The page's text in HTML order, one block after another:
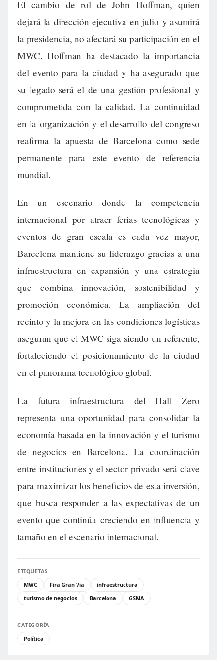
El cambio de rol de John Hoffman, quien
dejará la dirección ejecutiva en julio y asumirá
la presidencia, no afectará su participación en el
MWC. Hoffman ha destacado la importancia
del evento para la ciudad y ha asegurado que
su legado será el de una gestión profesional y
comprometida con la calidad. La continuidad
en la organización y el desarrollo del congreso
reafirma la apuesta de Barcelona como sede
permanente para este evento de referencia
mundial.
En un escenario donde la competencia
internacional por atraer ferias tecnológicas y
eventos de gran escala es cada vez mayor,
Barcelona mantiene su liderazgo gracias a una
infraestructura en expansión y una estrategia
que combina innovación, sostenibilidad y
promoción económica. La ampliación del
recinto y la mejora en las condiciones logísticas
aseguran que el MWC siga siendo un referente,
fortaleciendo el posicionamiento de la ciudad
en el panorama tecnológico global.
La futura infraestructura del Hall Zero
representa una oportunidad para consolidar la
economía basada en la innovación y el turismo
de negocios en Barcelona. La coordinación
entre instituciones y el sector privado será clave
para maximizar los beneficios de esta inversión,
que busca responder a las expectativas de un
evento que continúa creciendo en influencia y
tamaño en el escenario internacional.
ETIQUETAS
MWC
Fira Gran Via
infraestructura
turismo de negocios
Barcelona GSMA
CATEGORÍA
Política